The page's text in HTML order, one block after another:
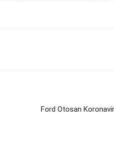
Ford Otosan